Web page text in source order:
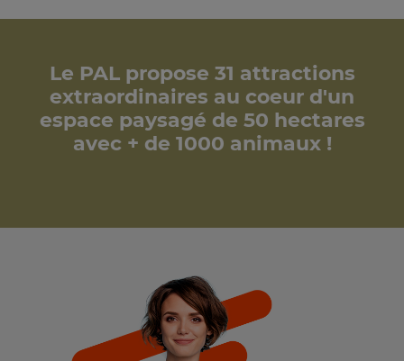
Le PAL propose 31 attractions
extraordinaires au coeur d'un
espace paysagé de 50 hectares
avec + de 1000 animaux !